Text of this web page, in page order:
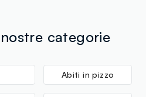
categorie
Abiti in pizzo